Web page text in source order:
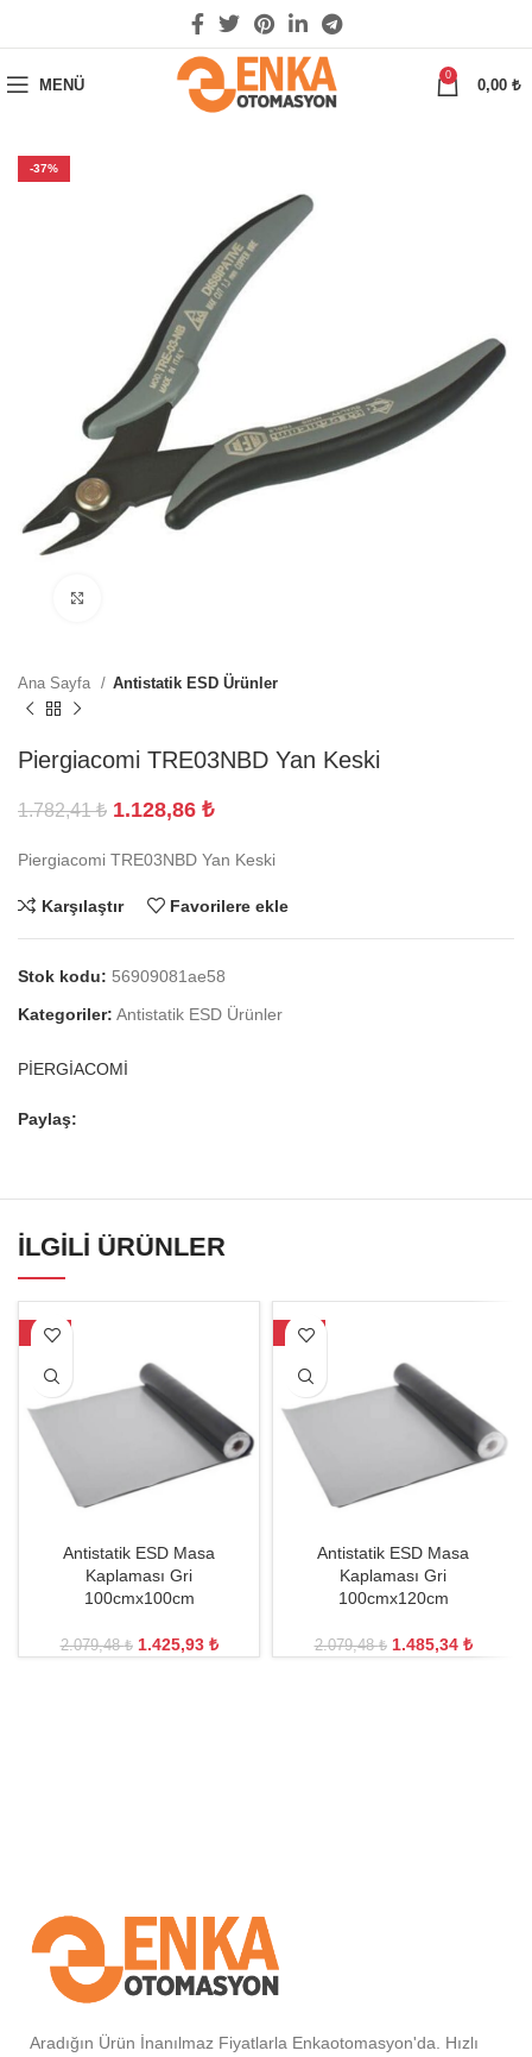
MENÜ
0
0,00 ₺
-37%
Ana Sayfa Antistatik ESD Ürünler
Piergiacomi TRE03NBD Yan Keski
1.782,41₺ 1.128,86 ₺
Piergiacomi TRE03NBD Yan Keski
Karşılaştır Favorilere ekle
Stok kodu: 56909081ae58
Kategoriler: Antistatik ESD Ürünler
PİERGİACOMİ
Paylaş:
İLGILI ÜRÜNLER
-31%
Antistatik ESD Masa
Kaplaması Gri
100cmx100cm
2.079,48₺ 1.425,93 ₺
-29%
Antistatik ESD Masa
Kaplaması Gri
100cmx120cm
2.079,48₺ 1.485,34 ₺
Aradığın Ürün İnanılmaz Fiyatlarla Enkaotomasyon'da. Hızlı